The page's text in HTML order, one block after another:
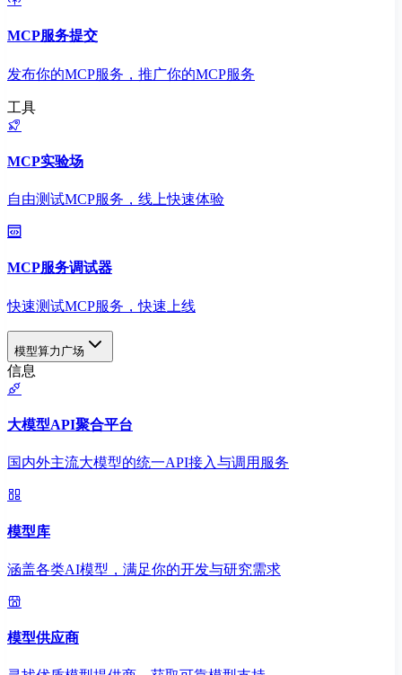
MCP服务提交
发布你的MCP服务，推广你的MCP服务
工具
MCP实验场
自由测试MCP服务，线上快速体验
MCP服务调试器
快速测试MCP服务，快速上线
模型算力广场
信息
大模型API聚合平台
国内外主流大模型的统一API接入与调用服务
模型库
涵盖各类AI模型，满足你的开发与研究需求
模型供应商